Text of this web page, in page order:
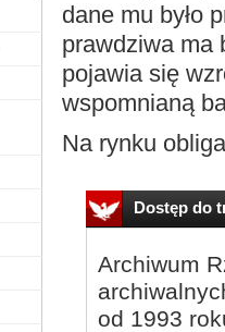
dane mu było
prawdziwa ma
pojawia się
wspomnianą
Na rynku
Dostęp do
Archiwum
od 1993